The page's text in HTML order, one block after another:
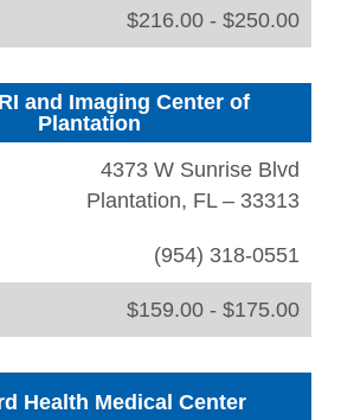
$216.00 - $250.00
and Imaging Center of
Plantation
4373 W Sunrise Blvd
Plantation, FL – 33313
(954) 318-0551
$159.00 - $175.00
Health Medical Center